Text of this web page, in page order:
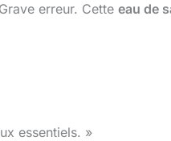
erreur. Cette eau de
essentiels. »